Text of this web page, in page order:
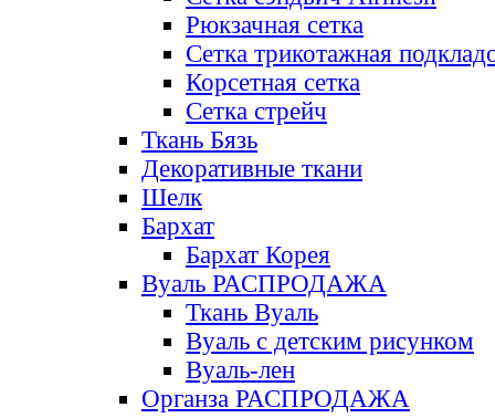
Рюкзачная сетка
Сетка трикотажная
Корсетная сетка
Сетка стрейч
Ткань Бязь
Декоративные ткани
Шелк
Бархат
Бархат Корея
Вуаль РАСПРОДАЖА
Ткань Вуаль
Вуаль с детским рисунком
Вуаль-лен
Органза РАСПРОДАЖА